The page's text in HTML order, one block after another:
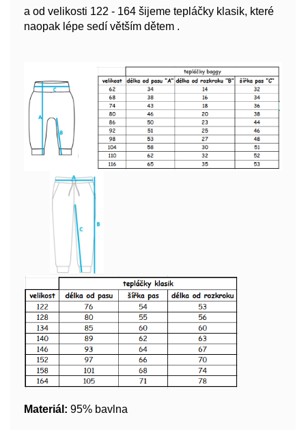
a od velikosti 122 - 164 šijeme tepláčky klasik, které
naopak lépe sedí větším dětem .
Materiál: 95% bavlna